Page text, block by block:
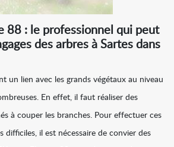
88 : le professionnel qui peut
des arbres à Sartes dans
un lien avec les grands végétaux au niveau
En effet, il faut réaliser des
à couper les branches. Pour effectuer ces
difficiles, il est nécessaire de convier des